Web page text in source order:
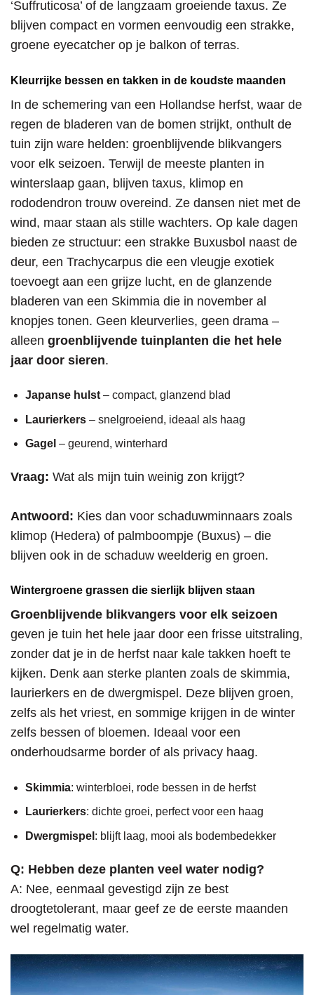
‘Suffruticosa’ of de langzaam groeiende taxus. Ze
blijven compact en vormen eenvoudig een strakke,
groene eyecatcher op je balkon of terras.
Kleurrijke bessen en takken in de koudste maanden
In de schemering van een Hollandse herfst, waar de
regen de bladeren van de bomen strijkt, onthult de
tuin zijn ware helden: groenblijvende blikvangers
voor elk seizoen. Terwijl de meeste planten in
winterslaap gaan, blijven taxus, klimop en
rododendron trouw overeind. Ze dansen niet met de
wind, maar staan als stille wachters. Op kale dagen
bieden ze structuur: een strakke Buxusbol naast de
deur, een Trachycarpus die een vleugje exotiek
toevoegt aan een grijze lucht, en de glanzende
bladeren van een Skimmia die in november al
knopjes tonen. Geen kleurverlies, geen drama –
alleen groenblijvende tuinplanten die het hele
jaar door sieren.
Japanse hulst– compact, glanzend blad
Laurierkers– snelgroeiend, ideaal als haag
Gagel – geurend, winterhard
Vraag: Wat als mijn tuin weinig zon krijgt?
Antwoord: Kies dan voor schaduwminnaars zoals
klimop (Hedera) of palmboompje (Buxus) – die
blijven ook in de schaduw weelderig en groen.
Wintergroene grassen die sierlijk blijven staan
Groenblijvende blikvangers voor elk seizoen
geven je tuin het hele jaar door een frisse uitstraling,
zonder dat je in de herfst naar kale takken hoeft te
kijken. Denk aan sterke planten zoals de skimmia,
laurierkers en de dwergmispel. Deze blijven groen,
zelfs als het vriest, en sommige krijgen in de winter
zelfs bessen of bloemen. Ideaal voor een
onderhoudsarme border of als privacy haag.
Skimmia: winterbloei, rode bessen in de herfst
Laurierkers: dichte groei, perfect voor een haag
Dwergmispel : blijft laag, mooi als bodembedekker
Q: Hebben deze planten veel water nodig?
A: Nee, eenmaal gevestigd zijn ze best
droogtetolerant, maar geef ze de eerste maanden
wel regelmatig water.